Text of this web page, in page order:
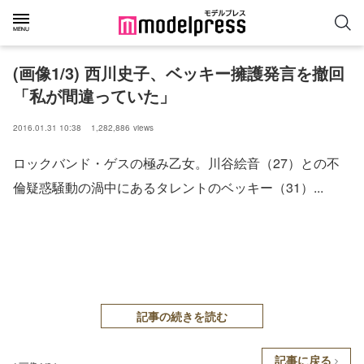
(画像1/3) 西川史子、ベッキー擁護発言を撤回
「私が間違っていた」
2016.01.31 10:38 1,282,886 views
ロックバンド・ゲスの極み乙女。川谷絵音（27）との不
倫疑惑騒動の渦中にあるタレントのベッキー（31）...
記事の続きを読む
記事に戻る